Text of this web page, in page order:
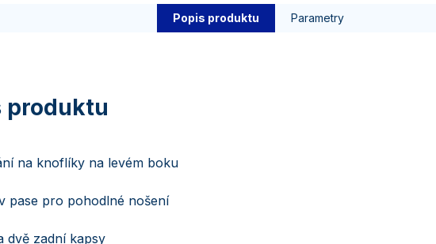
Popis produktu Parametry
na knoflíky na levém boku
pase pro pohodlné nošení
dvě zadní kapsy